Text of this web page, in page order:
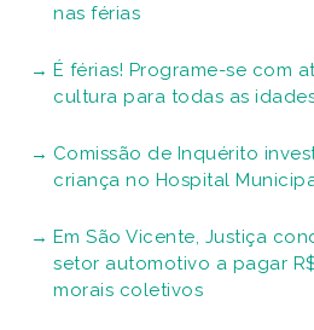
nas férias
É férias! Programe-se com
cultura para todas as
Comissão de Inquérito
criança no Hospital
Em São Vicente, Justiça
setor automotivo a pagar
morais coletivos